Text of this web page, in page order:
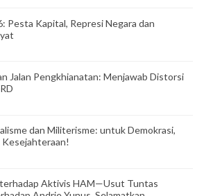
Pesta Kapital, Represi Negara dan
Jalan Pengkhianatan: Menjawab Distorsi
dan Militerisme: untuk Demokrasi,
Kesejahteraan!
Aktivis HAM—Usut Tuntas